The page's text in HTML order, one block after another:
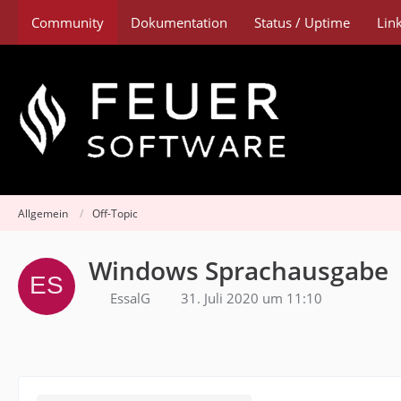
Community Dokumentation Status / Uptime
Allgemein Off-Topic
Windows Sprachausgabe
EssalG 31. Juli 2020 um 11:10